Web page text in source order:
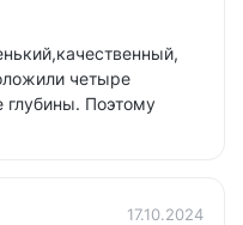
четыре
глубины. Поэтому
17.10.2024